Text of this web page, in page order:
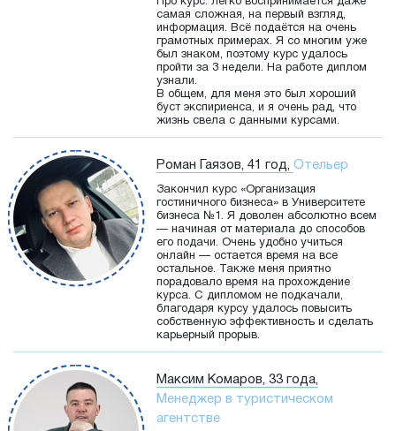
самая сложная, на первый взгляд,
информация. Всё подаётся на очень
грамотных примерах. Я со многим уже
был знаком, поэтому курс удалось
пройти за 3 недели. На работе диплом
узнали.
В общем, для меня это был хороший
буст экспириенса, и я очень рад, что
жизнь свела с данными курсами.
Роман Гаязов, 41 год, Отельер
Закончил курс «Организация
гостиничного бизнеса» в Университете
бизнеса №1. Я доволен абсолютно всем
— начиная от материала до способов
его подачи. Очень удобно учиться
онлайн — остается время на все
остальное. Также меня приятно
порадовало время на прохождение
курса. С дипломом не подкачали,
благодаря курсу удалось повысить
собственную эффективность и сделать
карьерный прорыв.
Максим Комаров, 33 года,
Менеджер в туристическом
агентстве